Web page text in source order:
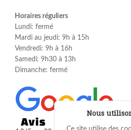
Horaires réguliers
Lundi: fermé
Mardi au jeudi: 9h à 15h
Vendredi: 9h à 16h
Samedi: 9h30 à 13h
Dimanche: fermé
Nous